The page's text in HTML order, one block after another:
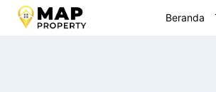
Skip
Beranda